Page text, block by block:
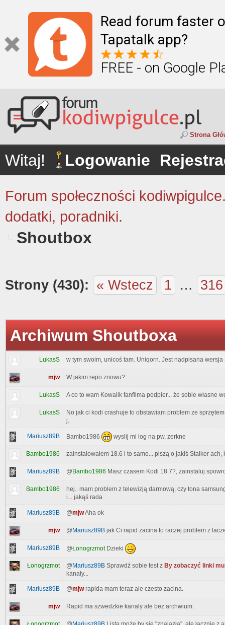
Read forum faster
Tapatalk app?
FREE - on Google
Strona
Witaj! Logowanie
Forum społeczności
dodatki, poradniki.
Shoutbox
Strony (430): « Wstecz 1 … 316
Archiwum Shoutboxa
LukasS w tym swoim, unicoś tam. Uniqorn. Jest nadpisana
mjw W jakim repo znowu?
LukasS A co to wam Kowalik fanfilma podpier... że sobie własne
LukasS
No jak ci kodi crashuje to obstawiam problem ze
j.
Mariusz89B Bambo1986 wyslij mi log na pw, zerkne
Bambo1986 zainstalowałem 18.6 i to samo... piszą o jakiś Stalker
Mariusz89B @ Bambo1986 Masz czasem Kodi 18.7?, zainstaluj
Bambo1986
hej.. mam problem z telewizją darmową, czy tona
i... jakąś rada
Mariusz89B @mjwAha ok
mjw @ Mariusz89B jak Ci rapid zacina to raczej problem z
Mariusz89B @ŁonogrzmotDzieki
Łonogrzmot @ Mariusz89B Sprawdź sobie test z By zobaczyć linki
kanały...
Mariusz89B @mjwrapida mam teraz ale czesto zacina.
mjw Rapid ma szwedzkie kanaly ale bez archwium.